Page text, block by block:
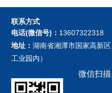
联系方式
电话(微信号)： 13607322318
地址：湖南省湘潭市国家高新
工业园内）
微信扫描